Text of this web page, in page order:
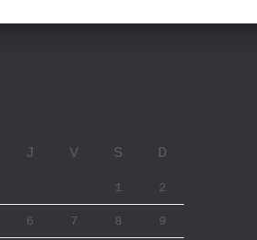
J V S D
1 2
6 7 8 9